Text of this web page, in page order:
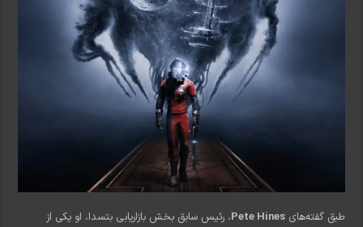
طبق گفته‌هایPete Hines، رئیس سابق بخش بازاریابی بتسدا، او یکی از